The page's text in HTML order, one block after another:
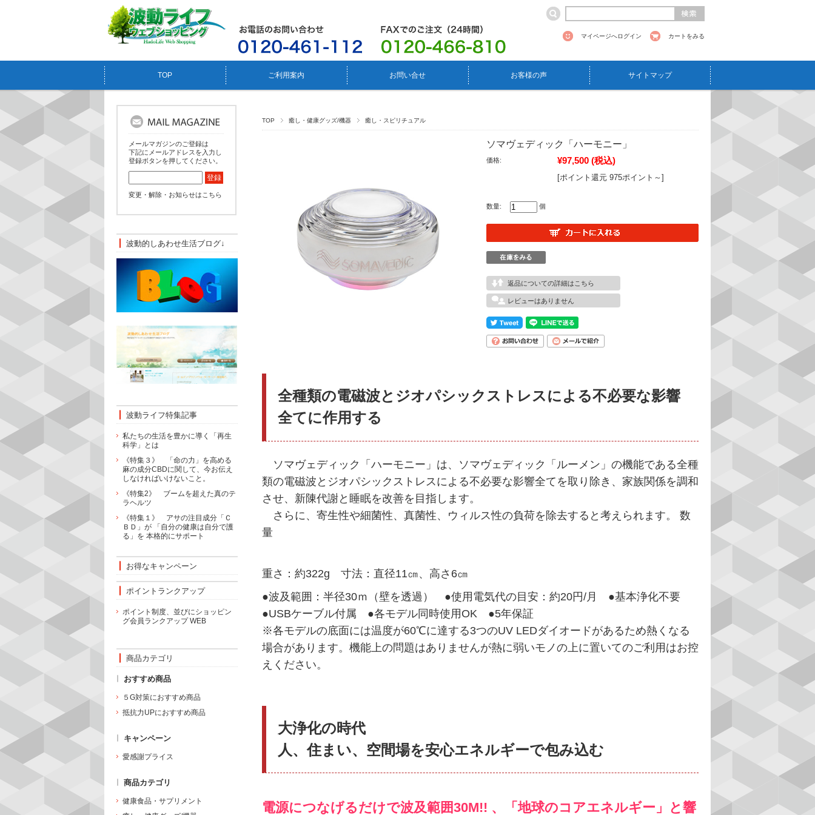
マイページへログイン カートをみる
TOP ご利用案内 お問い合せ お客様の声 サイトマップ
TOP 癒し・健康グッズ/機器 癒し・スピリチュアル
ソマヴェディック「ハーモニー」
価格: ¥97,500 (税込)
[ポイント還元 975ポイント～]
数量: 個
返品についての詳細はこちら
レビューはありません
全種類の電磁波とジオパシックストレスによる不必要な影響
全てに作用する
ソマヴェディック「ハーモニー」は、ソマヴェディック「ルーメン」の機能である全種
類の電磁波とジオパシックストレスによる不必要な影響全てを取り除き、家族関係を調和
させ、新陳代謝と睡眠を改善を目指します。
さらに、寄生性や細菌性、真菌性、ウィルス性の負荷を除去すると考えられます。 数
量
重さ：約322g 寸法：直径11㎝、高さ6㎝
●波及範囲：半径30ｍ（壁を透過） ●使用電気代の目安：約20円/月 ●基本浄化不要
●USBケーブル付属 ●各モデル同時使用OK ●5年保証
※各モデルの底面には温度が60℃に達する3つのUV LEDダイオードがあるため熱くなる
場合があります。機能上の問題はありませんが熱に弱いモノの上に置いてのご利用はお控
えください。
大浄化の時代
人、住まい、空間場を安心エネルギーで包み込む
電源につなげるだけで波及範囲30M!! 、「地球のコアエネルギー」と響
メールマガジンのご登録は
下記にメールアドレスを入力し
登録ボタンを押してください。
変更・解除・お知らせはこちら
波動的しあわせ生活ブログ↓
波動ライフ特集記事
私たちの生活を豊かに導く「再生
科学」とは
《特集３》 「命の力」を高める
麻の成分CBDに関して、今お伝え
しなければいけないこと。
《特集2》 ブームを超えた真のテ
ラヘルツ
《特集１》 アサの注目成分「Ｃ
ＢＤ」が 「自分の健康は自分で護
る」を 本格的にサポート
お得なキャンペーン
ポイントランクアップ
ポイント制度、並びにショッピン
グ会員ランクアップ WEB
商品カテゴリ
おすすめ商品
５G対策におすすめ商品
抵抗力UPにおすすめ商品
キャンペーン
愛感謝プライス
商品カテゴリ
健康食品・サプリメント